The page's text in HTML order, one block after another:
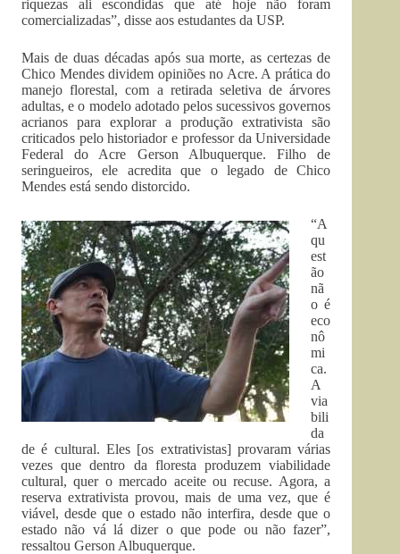
riquezas ali escondidas que até hoje não foram
comercializadas”, disse aos estudantes da USP.
Mais de duas décadas após sua morte, as certezas de
Chico Mendes dividem opiniões no Acre. A prática do
manejo florestal, com a retirada seletiva de árvores
adultas, e o modelo adotado pelos sucessivos governos
acrianos para explorar a produção extrativista são
criticados pelo historiador e professor da Universidade
Federal do Acre Gerson Albuquerque. Filho de
seringueiros, ele acredita que o legado de Chico
Mendes está sendo distorcido.
“A
qu
est
ão
nã
o é
eco
nô
mi
ca.
A
via
bili
da
de é cultural. Eles [os extrativistas] provaram várias
vezes que dentro da floresta produzem viabilidade
cultural, quer o mercado aceite ou recuse. Agora, a
reserva extrativista provou, mais de uma vez, que é
viável, desde que o estado não interfira, desde que o
estado não vá lá dizer o que pode ou não fazer”,
ressaltou Gerson Albuquerque.